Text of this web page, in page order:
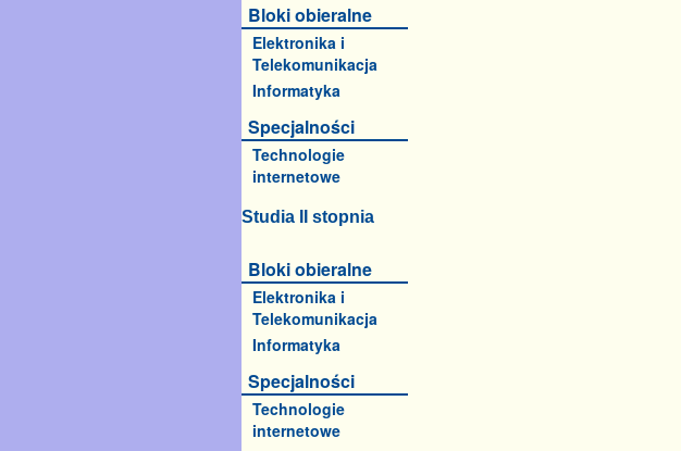
Bloki obieralne
Elektronika i
Telekomunikacja
Informatyka
Specjalności
Technologie
internetowe
Studia II stopnia
Bloki obieralne
Elektronika i
Telekomunikacja
Informatyka
Specjalności
Technologie
internetowe